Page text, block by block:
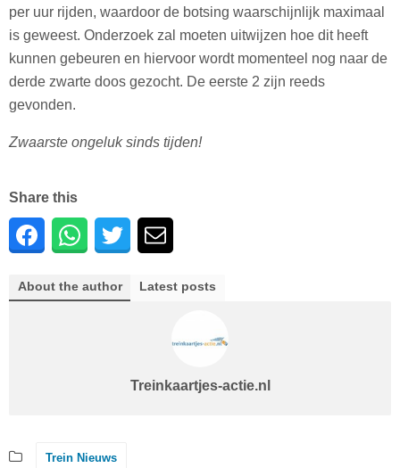
per uur rijden, waardoor de botsing waarschijnlijk maximaal
is geweest. Onderzoek zal moeten uitwijzen hoe dit heeft
kunnen gebeuren en hiervoor wordt momenteel nog naar de
derde zwarte doos gezocht. De eerste 2 zijn reeds
gevonden.
Zwaarste ongeluk sinds tijden!
Share this
About the author Latest posts
Treinkaartjes-actie.nl
Trein Nieuws